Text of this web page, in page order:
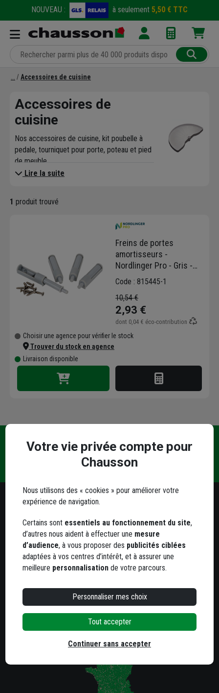
NOUVEAU : à seulement 5,50 € TTC
Accessoires de cuisine
Accessoires de
cuisine
Nos accessoires de cuisine, kit poubelle à
pedale, tourniquet pour porte, poteau et pied
de meuble
Lire la suite
1 produit trouvé
Freins de portes
amortisseurs -
Nordlinger Pro - Gris -
Lot de 4 - Visserie
Code : 815445-1
10,54 €
2,93 €
dont 0,04 € éco-contribution
Choisir une agence pour vérifier le stock
Trouver du stock en agence
Livraison disponible
Livraison
et retrait
Une
question
Paiement
Besoin d'un conseil ?
Notre service client est à votre écoute
Du lundi au jeudi
de 8h à 12h et de 13h30 à 17h
Le vendredi
de 8h à 12h et de 13h30 à 16h
05 63 78 33 33
800 agences dans toute la France
Trouvez votre agence la plus proche
Votre vie privée compte pour
Chausson
Nous utilisons des « cookies » pour améliorer votre
expérience de navigation.
Certains sont essentiels au fonctionnement du site,
d’autres nous aident à effectuer une mesure
d’audience, à vous proposer des publicités ciblées
adaptées à vos centres d’intérêt, et à assurer une
meilleure personnalisation de votre parcours.
Personnaliser mes choix
Tout accepter
Continuer sans accepter